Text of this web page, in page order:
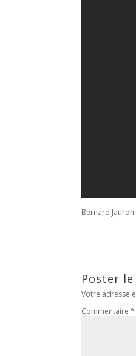
Bernard
Poster
Votre adresse
Commentaire*